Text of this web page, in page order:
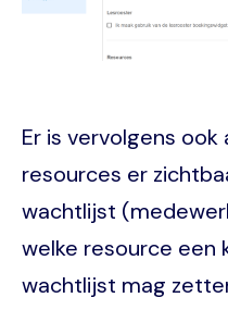
Er is vervolgens
resources er
wachtlijst
welke resource een
wachtlijst mag